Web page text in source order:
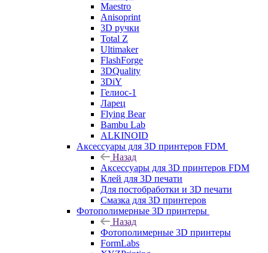
Maestro
Anisoprint
3D ручки
Total Z
Ultimaker
FlashForge
3DQuality
3DiY
Гелиос-1
Ларец
Flying Bear
Bambu Lab
ALKINOID
Аксессуары для 3D принтеров FDM
Назад
Аксессуары для 3D принтеров FDM
Клей для 3D печати
Для постобработки и 3D печати
Смазка для 3D принтеров
Фотополимерные 3D принтеры
Назад
Фотополимерные 3D принтеры
FormLabs